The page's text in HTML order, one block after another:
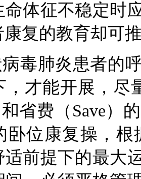
命体征不稳定时
复的教育却可
毒肺炎患者的
才能开展，尽
省费（Save）
卧位康复操，
适前提下的最大